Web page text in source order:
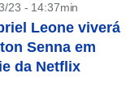
23 - 14:37min
Leone viverá
Senna em
da Netflix